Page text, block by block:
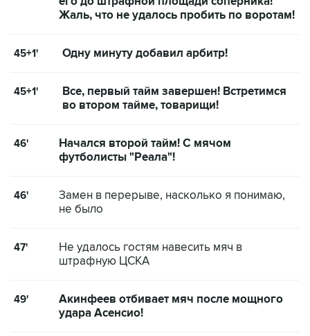
Жаль, что не удалось пробить по воротам!
45+1' Одну минуту добавил арбитр!
45+1'
Все, первый тайм завершен! Встретимся
во втором тайме, товарищи!
46'
Начался второй тайм! С мячом
футболисты "Реала"!
46'
Замен в перерыве, насколько я понимаю,
не было
47'
Не удалось гостям навесить мяч в
штрафную ЦСКА
49'
Акинфеев отбивает мяч после мощного
удара Асенсио!